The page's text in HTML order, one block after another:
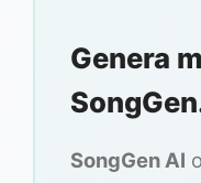
Genera
SongGen AI